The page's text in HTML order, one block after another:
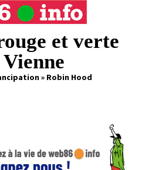
et verte
» Robin Hood